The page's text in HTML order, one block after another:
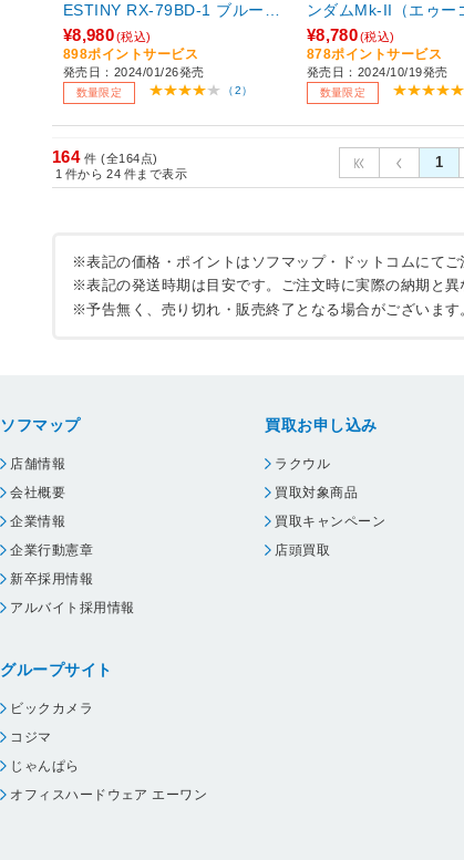
ESTINY RX-79BD-1 ブルーデ
ィスティニー1号機 ver. A.N.I.
M.E. 【sof001】
¥8,980(税込)
898ポイントサービス
発売日：2024/01/26発売
数量限定 （2）
ンダムMk-II（エゥー
ver. A.N.I.M.E. 【
¥8,780(税込)
878ポイントサービス
発売日：2024/10/19発売
数量限定
164 件 (全164点)
1 件から 24 件まで表示
1
※表記の価格・ポイントはソフマップ・ドットコムにて
※表記の発送時期は目安です。ご注文時に実際の納期と異
※予告無く、売り切れ・販売終了となる場合がございます
ソフマップ
店舗情報
会社概要
企業情報
企業行動憲章
新卒採用情報
アルバイト採用情報
グループサイト
ビックカメラ
コジマ
じゃんぱら
オフィスハードウェア エーワン
買取お申し込み
ラクウル
買取対象商品
買取キャンペーン
店頭買取